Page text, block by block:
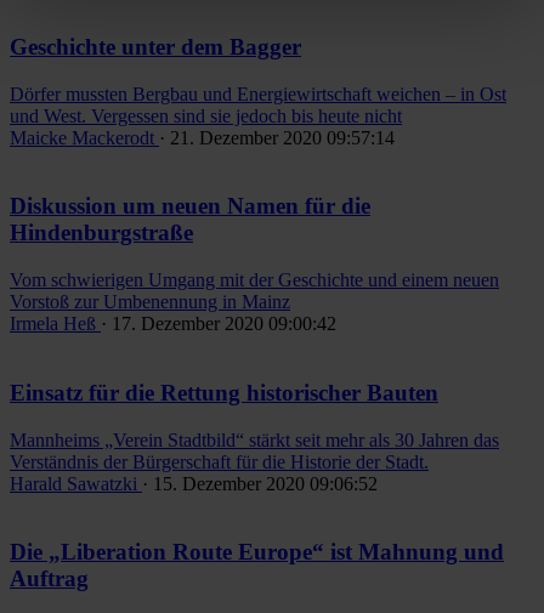
Geschichte unter dem Bagger
Dörfer mussten Bergbau und Energiewirtschaft weichen – in Ost
und West. Vergessen sind sie jedoch bis heute nicht
Maicke Mackerodt · 21. Dezember 2020 09:57:14
Diskussion um neuen Namen für die
Hindenburgstraße
Vom schwierigen Umgang mit der Geschichte und einem neuen
Vorstoß zur Umbenennung in Mainz
Irmela Heß · 17. Dezember 2020 09:00:42
Einsatz für die Rettung historischer Bauten
Mannheims „Verein Stadtbild“ stärkt seit mehr als 30 Jahren das
Verständnis der Bürgerschaft für die Historie der Stadt.
Harald Sawatzki · 15. Dezember 2020 09:06:52
Die „Liberation Route Europe“ ist Mahnung und
Auftrag